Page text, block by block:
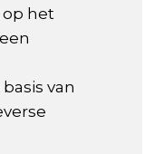
op het
van